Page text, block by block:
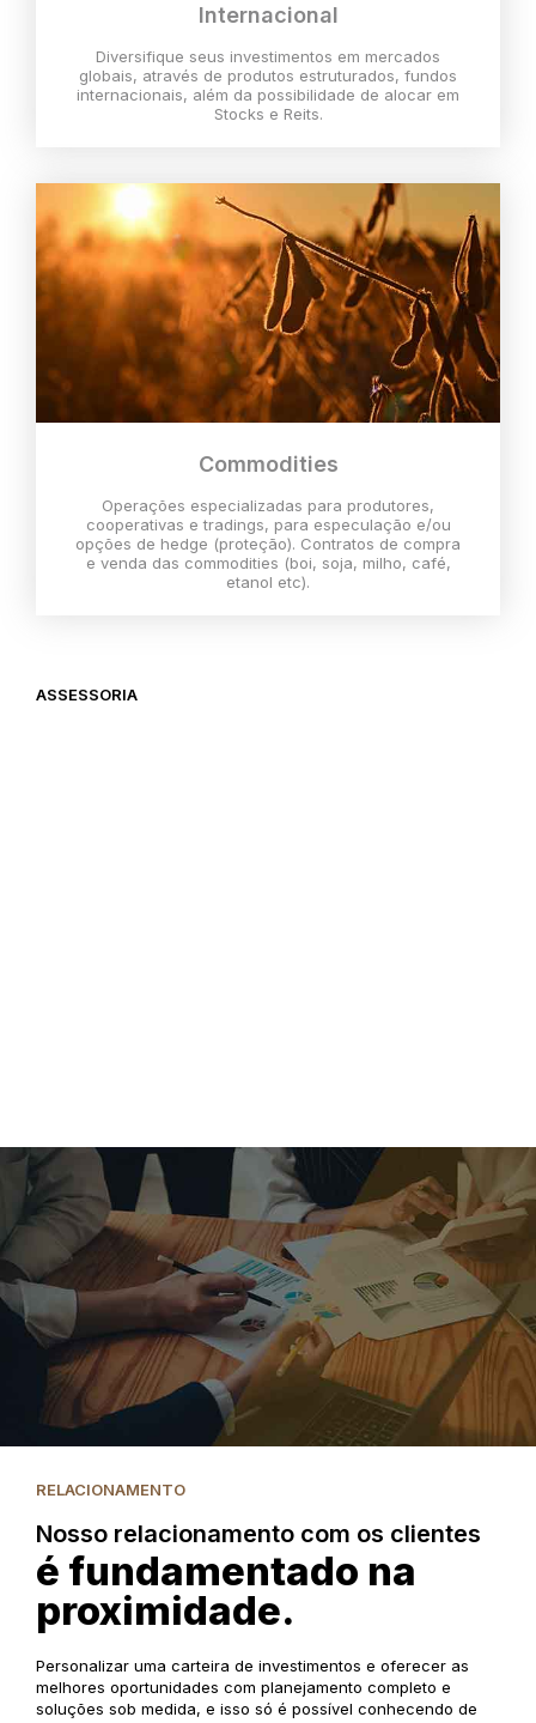
Internacional
Diversifique seus investimentos em mercados
globais, através de produtos estruturados, fundos
internacionais, além da possibilidade de alocar em
Stocks e Reits.
Commodities
Operações especializadas para produtores,
cooperativas e tradings, para especulação e/ou
opções de hedge (proteção). Contratos de compra
e venda das commodities (boi, soja, milho, café,
etanol etc).
ASSESSORIA
RELACIONAMENTO
Nosso relacionamento com os clientes
é fundamentado na
proximidade.
Personalizar uma carteira de investimentos e oferecer as
melhores oportunidades com planejamento completo e
soluções sob medida, e isso só é possível conhecendo de